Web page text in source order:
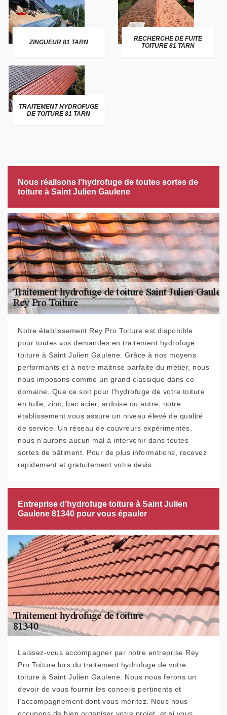
ZINGUEUR 81 TARN
RECHERCHE DE FUITE
TOITURE 81 TARN
TRAITEMENT HYDROFUGE
DE TOITURE 81 TARN
Nous réalisons l’hydrofuge de toutes sortes de
toiture à Saint Julien Gaulene
Notre établissement Rey Pro Toiture est disponible
pour toutes vos demandes en traitement hydrofuge
toiture à Saint Julien Gaulene. Grâce à nos moyens
performants et à notre maitrise parfaite du métier, nous
nous imposons comme un grand classique dans ce
domaine. Que ce soit pour l’hydrofuge de votre toiture
en tuile, zinc, bac acier, ardoise ou autre, notre
établissement vous assure un niveau élevé de qualité
de service. Un réseau de couvreurs expérimentés,
nous n’aurons aucun mal à intervenir dans toutes
sortes de bâtiment. Pour de plus informations, recevez
rapidement et gratuitement votre devis.
Entreprise d’hydrofuge toiture à Saint Julien
Gaulene 81340 pour vous épauler
Laissez-vous accompagner par notre entreprise Rey
Pro Toiture lors du traitement hydrofuge de votre
toiture à Saint Julien Gaulene. Nous nous ferons un
devoir de vous fournir les conseils pertinents et
l’accompagnement dont vous méritez. Nous nous